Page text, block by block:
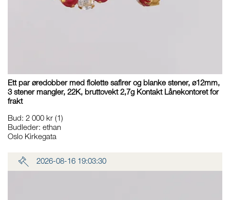
Ett par øredobber med fiolette safirer og blanke stener, ø12mm,
3 stener mangler, 22K, bruttovekt 2,7g Kontakt Lånekontoret for
frakt
Bud: 2 000 kr (1)
Budleder: ethan
Oslo Kirkegata
2026-08-16 19:03:30